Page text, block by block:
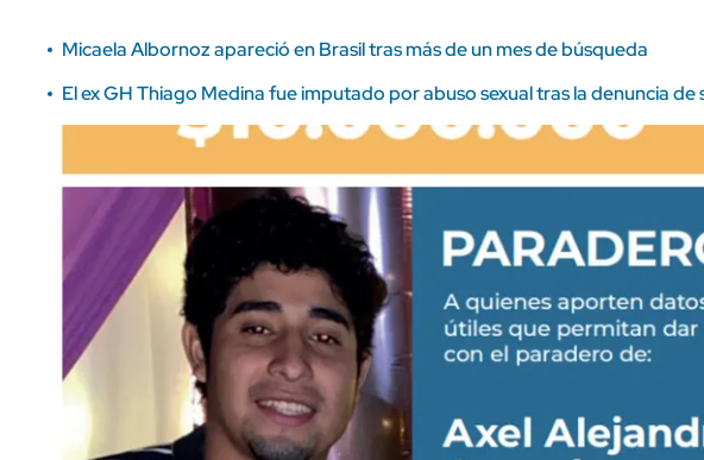
Micaela Albornoz apareció en Brasil tras más de un mes de búsqueda
El ex GH Thiago Medina fue imputado por abuso sexual tras la denuncia de